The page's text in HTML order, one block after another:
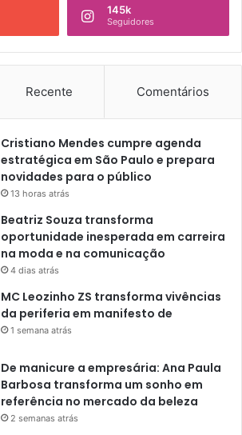
145k
Seguidores
Recente Comentários
Cristiano Mendes cumpre agenda
estratégica em São Paulo e prepara
novidades para o público
13 horas atrás
Beatriz Souza transforma
oportunidade inesperada em carreira
na moda e na comunicação
4 dias atrás
MC Leozinho ZS transforma vivências
da periferia em manifesto de
1 semana atrás
De manicure a empresária: Ana Paula
Barbosa transforma um sonho em
referência no mercado da beleza
2 semanas atrás